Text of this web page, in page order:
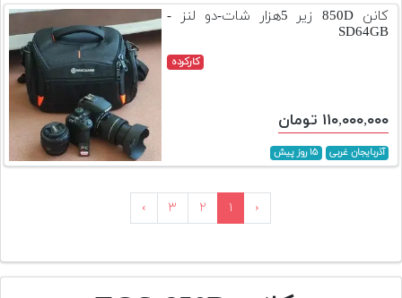
کانن 850D زیر 5هزار شات-دو لنز -
SD64GB
کارکرده
۱۱۰,۰۰۰,۰۰۰ تومان
آذربایجان غربی ۱۵ روز پیش
‹ ۱ ۲ ۳ ›